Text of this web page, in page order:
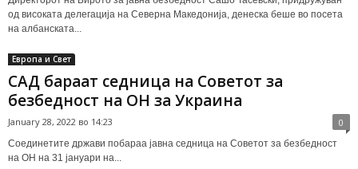
од високата делегација на Северна Македонија, денеска беше во посета
на албанската...
Европа и Свет
САД бараат седница на Советот за
безбедност на ОН за Украина
January 28, 2022 во 14:23 0
Соединетите држави побараа јавна седница на Советот за безбедност
на ОН на 31 јануари на...